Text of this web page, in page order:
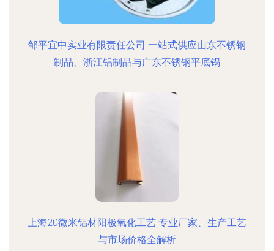
邹平宜中实业有限责任公司 一站式供应山东不锈钢
制品、浙江铝制品与广东不锈钢平底锅
上海20微米铝材阳极氧化工艺 专业厂家、生产工艺
与市场价格全解析